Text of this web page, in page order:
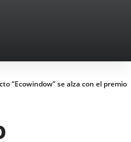
“Ecowindow” se alza con el premio